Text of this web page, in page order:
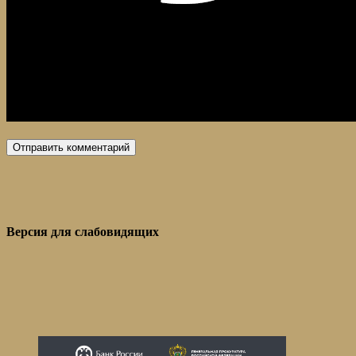
Версия для слабовидящих